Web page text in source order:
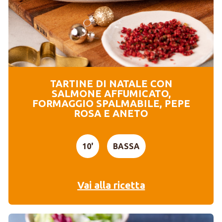
TARTINE DI NATALE CON
SALMONE AFFUMICATO,
FORMAGGIO SPALMABILE, PEPE
ROSA E ANETO
10' BASSA
Vai alla ricetta